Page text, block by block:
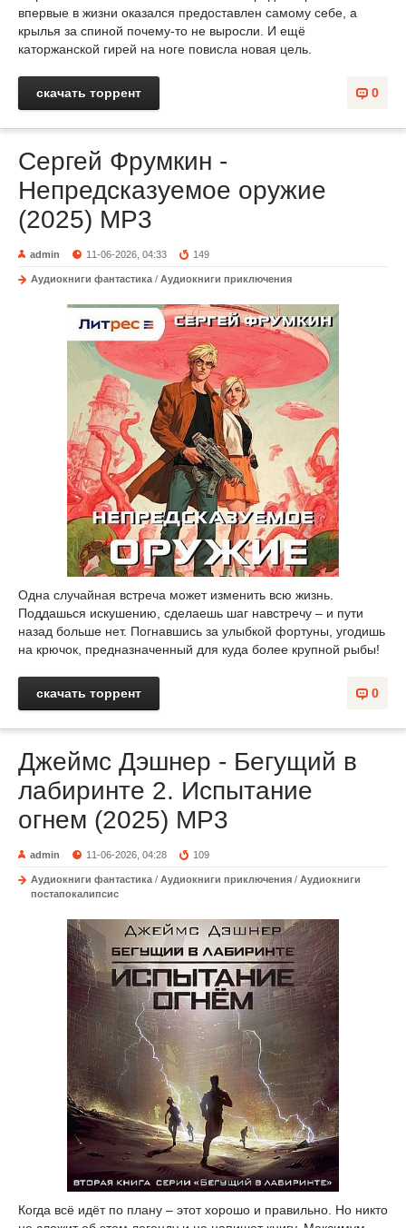
впервые в жизни оказался предоставлен самому себе, а
крылья за спиной почему-то не выросли. И ещё
каторжанской гирей на ноге повисла новая цель.
0
скачать торрент
Сергей Фрумкин -
Непредсказуемое оружие
(2025) MP3
admin 11-06-2026, 04:33 149
Аудиокниги фантастика / Аудиокниги приключения
Одна случайная встреча может изменить всю жизнь.
Поддашься искушению, сделаешь шаг навстречу – и пути
назад больше нет. Погнавшись за улыбкой фортуны, угодишь
на крючок, предназначенный для куда более крупной рыбы!
0
скачать торрент
Джеймс Дэшнер - Бегущий в
лабиринте 2. Испытание
огнем (2025) MP3
admin 11-06-2026, 04:28 109
Аудиокниги фантастика / Аудиокниги приключения / Аудиокниги
постапокалипсис
Когда всё идёт по плану – этот хорошо и правильно. Но никто